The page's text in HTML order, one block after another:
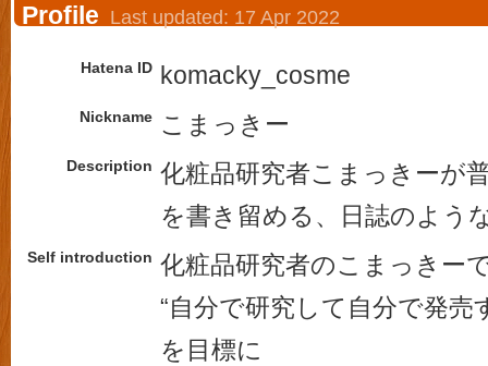
Profile Last updated: 17 Apr 2022
Hatena ID komacky_cosme
Nickname こまっきー
Description 化粧品研究者こまっきーが
を書き留める、日誌のよう
Self introduction 化粧品研究者のこまっきー
“自分で研究して自分で発売
を目標に